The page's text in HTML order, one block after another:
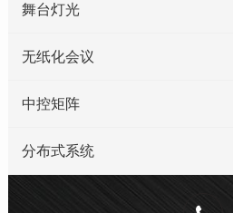
舞台灯光
无纸化会议
中控矩阵
分布式系统